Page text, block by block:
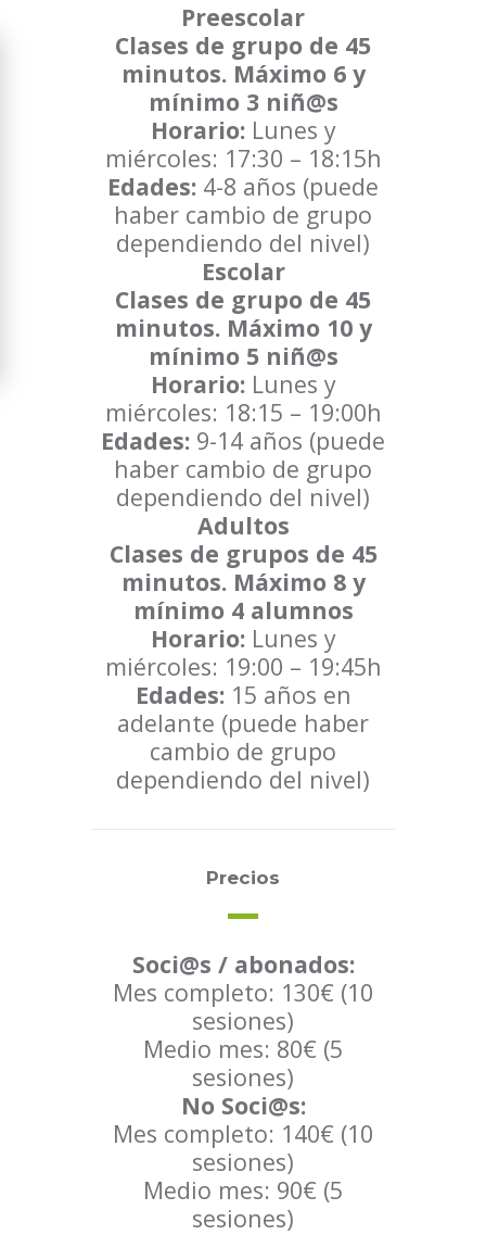
Preescolar
Clases de grupo de 45
minutos. Máximo 6 y
mínimo 3 niñ@s
Horario:Lunes y
miércoles: 17:30 – 18:15h
Edades: 4-8 años (puede
haber cambio de grupo
dependiendo del nivel)
Escolar
Clases de grupo de 45
minutos. Máximo 10 y
mínimo 5 niñ@s
Horario:Lunes y
miércoles: 18:15 – 19:00h
Edades: 9-14 años (puede
haber cambio de grupo
dependiendo del nivel)
Adultos
Clases de grupos de 45
minutos. Máximo 8 y
mínimo 4 alumnos
Horario:Lunes y
miércoles: 19:00 – 19:45h
Edades:15 años en
adelante (puede haber
cambio de grupo
dependiendo del nivel)
Precios
Soci@s / abonados:
Mes completo: 130€ (10
sesiones)
Medio mes: 80€ (5
sesiones)
No Soci@s:
Mes completo: 140€ (10
sesiones)
Medio mes: 90€ (5
sesiones)